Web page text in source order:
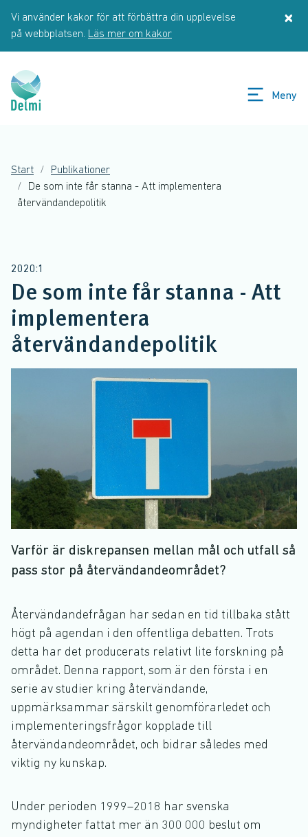
Vi använder kakor för att förbättra din upplevelse
på webbplatsen. Läs mer om kakor
×
Meny
Start
Publikationer
De som inte får stanna - Att implementera
återvändandepolitik
2020:1
De som inte får stanna - Att
implementera
återvändandepolitik
Varför är diskrepansen mellan mål och utfall så
pass stor på återvändandeområdet?
Återvändandefrågan har sedan en tid tillbaka stått
högt på agendan i den offentliga debatten. Trots
detta har det producerats relativt lite forskning på
området. Denna rapport, som är den första i en
serie av studier kring återvändande,
uppmärksammar särskilt genomförarledet och
implementeringsfrågor kopplade till
återvändandeområdet, och bidrar således med
viktig ny kunskap.
Under perioden 1999–2018 har svenska
myndigheter fattat mer än 300 000 beslut om